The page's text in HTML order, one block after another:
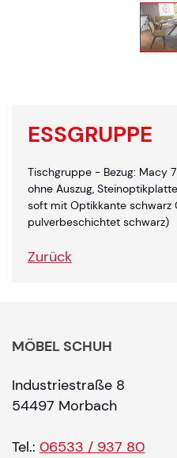
ESSGRUPPE
Tischgruppe - Bezug: Macy
ohne Auszug,
soft mit Optikkante schwarz
pulverbeschichtet schwarz)
Zurück
MÖBEL SCHUH
Industriestraße 8
54497 Morbach
Tel.: 06533 / 937 80